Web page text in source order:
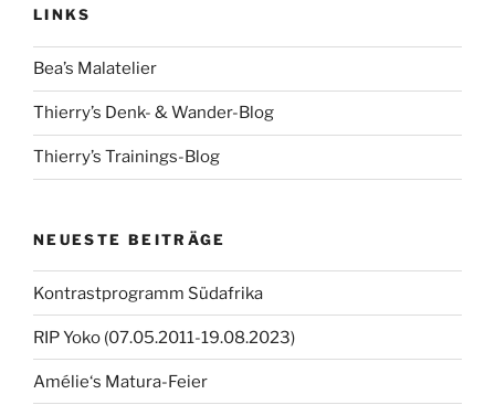
LINKS
Bea’s Malatelier
Thierry’s Denk- & Wander-Blog
Thierry’s Trainings-Blog
NEUESTE BEITRÄGE
Kontrastprogramm Südafrika
RIP Yoko (07.05.2011-19.08.2023)
Amélie‘s Matura-Feier